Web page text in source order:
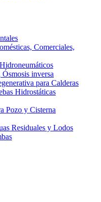
Comerciales,
inversa
para Calderas
Hidrostáticas
Pozo y Cisterna
Residuales y Lodos